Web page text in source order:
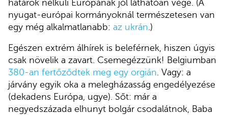
határok nélküli Európának jól láthatóan vége. (A
nyugat-európai kormányoknál természetesen van
egy még alkalmatlanabb: az ukrán .)
Egészen extrém álhírek is beleférnek, hiszen úgyis
csak növelik a zavart. Csemegézzünk! Belgiumban
380-an fertőződtek meg egy orgián. Vagy: a
járvány egyik oka a melegházasság engedélyezése
(dekadens Európa, ugye). Sőt: már a
negyedszázada elhunyt bolgár csodalátnok, Baba